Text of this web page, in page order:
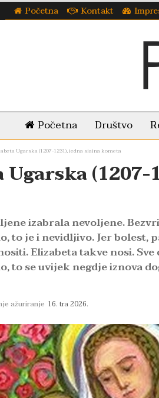
Početna Kontakt
Početna Društvo
Ugarska (1207-1231), jedna sjajna kometa
Ugarska
izabrala nevoljene.
to je i nevidljivo. Jer
Elizabeta takve nosi.
to se uvijek negdje iznova
ažuriranje 16. tra 2026.